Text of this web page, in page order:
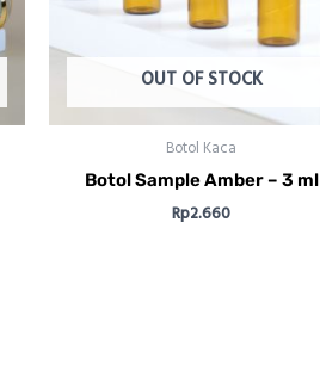
OUT OF STOCK
Botol Kaca
Botol Sample Amber – 3 ml
Rp2.660